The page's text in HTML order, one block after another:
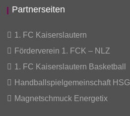
Partnerseiten
1. FC Kaiserslautern
Förderverein 1. FCK – NLZ
1. FC Kaiserslautern Basketball
Handballspielgemeinschaft HSG
Magnetschmuck Energetix